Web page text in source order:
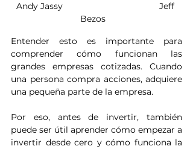
Andy Jassy                                        Jeff
Bezos
Entender esto es importante para
comprender cómo funcionan las
grandes empresas cotizadas. Cuando
una persona compra acciones, adquiere
una pequeña parte de la empresa.
Por eso, antes de invertir, también
puede ser útil aprender cómo empezar a
invertir desde cero y cómo funciona la